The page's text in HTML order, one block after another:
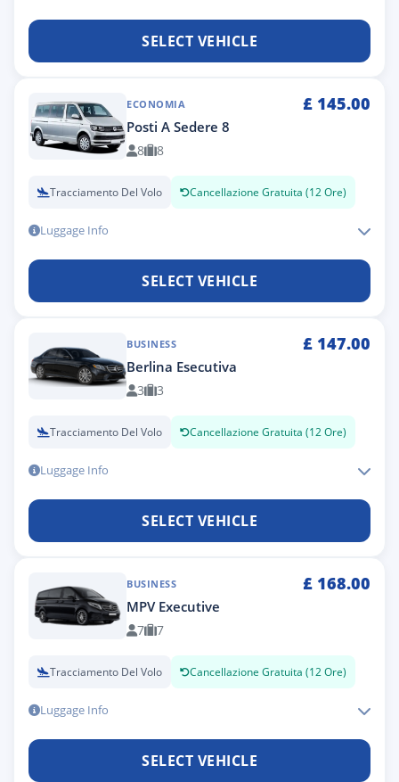
SELECT VEHICLE
ECONOMIA £ 145.00
Posti A Sedere 8
8 8
Tracciamento Del Volo Cancellazione Gratuita (12 Ore)
Luggage Info
SELECT VEHICLE
BUSINESS £ 147.00
Berlina Esecutiva
3 3
Tracciamento Del Volo Cancellazione Gratuita (12 Ore)
Luggage Info
SELECT VEHICLE
BUSINESS £ 168.00
MPV Executive
7 7
Tracciamento Del Volo Cancellazione Gratuita (12 Ore)
Luggage Info
SELECT VEHICLE